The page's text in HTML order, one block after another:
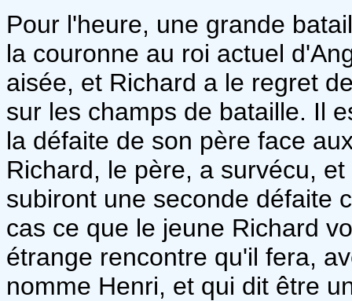
Pour l'heure, une grande
la couronne au roi actuel
aisée, et Richard a le regret
sur les champs de bataille. Il
la défaite de son père face
Richard, le père, a survécu,
subiront une seconde défaite
cas ce que le jeune Richard
étrange rencontre qu'il fera,
nomme Henri, et qui dit être